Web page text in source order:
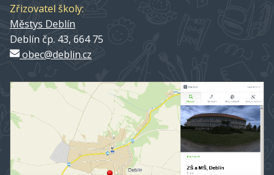
Zřizovatel školy:
Městys Deblín
Deblín čp. 43, 664 75
obec@deblin.cz